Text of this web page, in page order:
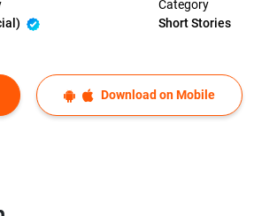
Category
Short Stories
Download on Mobile